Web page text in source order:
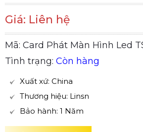
Giá: Liên hệ
Mã: Card Phát Màn Hình Led
Tình trạng: Còn hàng
Xuất xứ: China
Thương hiệu: Linsn
Bảo hành: 1 Năm